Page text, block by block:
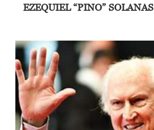
EZEQUIEL “PINO” SOLANAS